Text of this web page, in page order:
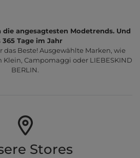
angesagtesten Modetrends. Und
365 Tage im Jahr
das Beste! Ausgewählte Marken, wie
Klein, Campomaggi oder LIEBESKIND
BERLIN.
Stores